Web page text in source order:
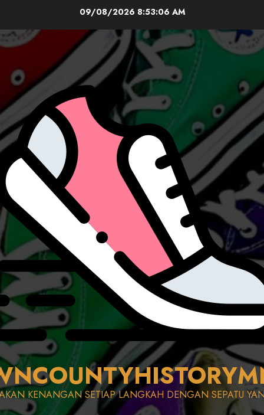
content
09/08/2026 8:53:08 AM
KENANGAN SETIAP LANGKAH DENGAN SEPATU